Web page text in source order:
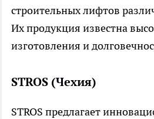
строительных лифтов
Их продукция известна
изготовления и
STROS (Чехия)
STROS предлагает